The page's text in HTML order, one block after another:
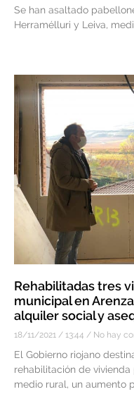
Se han asaltado
Herramélluri y Leiva,
Rehabilitadas tres
municipal en
alquiler social y
18/11/2021 13:44 No hay
El Gobierno riojano
rehabilitación de
medio rural, un aumento